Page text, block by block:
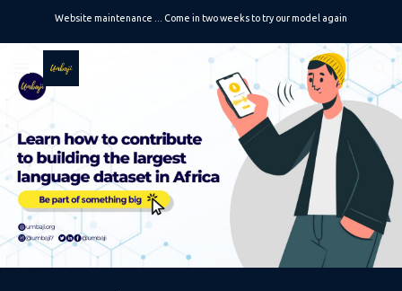
Website maintenance ... Come in two weeks to try our model again